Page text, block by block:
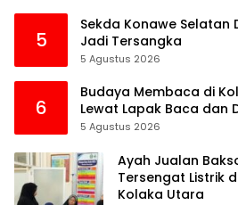
5
Sekda Konawe Selatan
Jadi Tersangka
5 Agustus 2026
6
Budaya Membaca di
Lewat Lapak Baca dan
5 Agustus 2026
Ayah Jualan
Tersengat Listrik
Kolaka Utara